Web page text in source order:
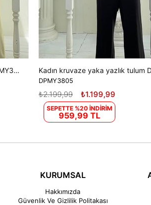
Kadın kruvaze yaka yazlık tulum DPMY3805
DPMY3805
₺1.199,99
₺2.199,99
SEPETTE %20 İNDİRİM
959,99 TL
KURUMSAL
Hakkımızda
Güvenlik Ve Gizlilik Politakası